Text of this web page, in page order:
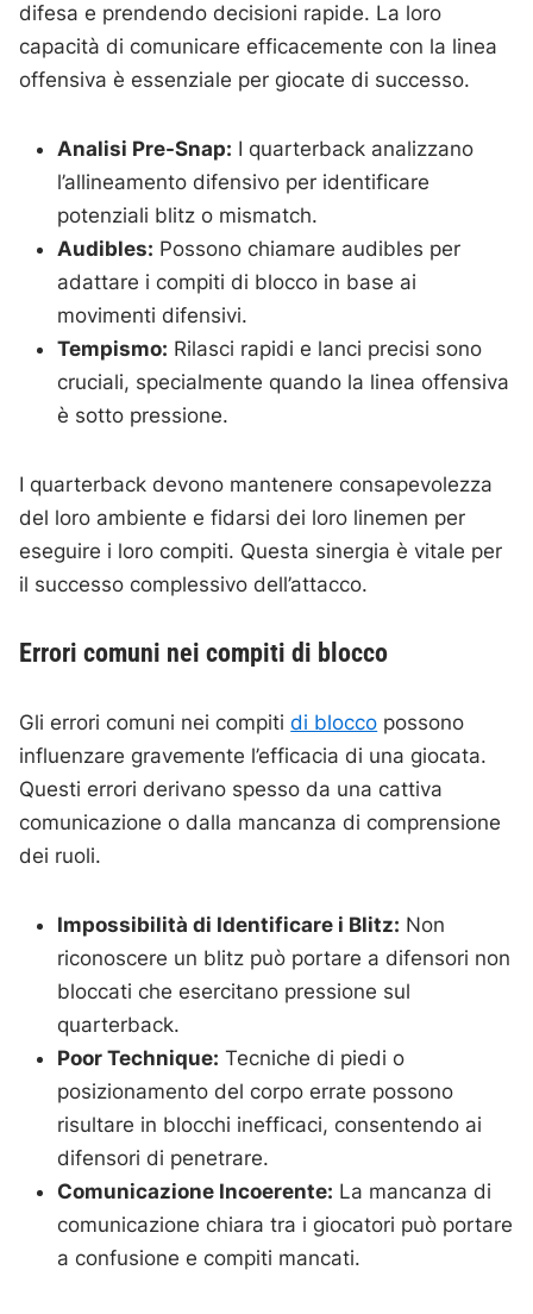
difesa e prendendo decisioni rapide. La loro
capacità di comunicare efficacemente con la linea
offensiva è essenziale per giocate di successo.
Analisi Pre-Snap: I quarterback analizzano
l’allineamento difensivo per identificare
potenziali blitz o mismatch.
Audibles: Possono chiamare audibles per
adattare i compiti di blocco in base ai
movimenti difensivi.
Tempismo: Rilasci rapidi e lanci precisi sono
cruciali, specialmente quando la linea offensiva
è sotto pressione.
I quarterback devono mantenere consapevolezza
del loro ambiente e fidarsi dei loro linemen per
eseguire i loro compiti. Questa sinergia è vitale per
il successo complessivo dell’attacco.
Errori comuni nei compiti di blocco
Gli errori comuni nei compitidi blocco possono
influenzare gravemente l’efficacia di una giocata.
Questi errori derivano spesso da una cattiva
comunicazione o dalla mancanza di comprensione
dei ruoli.
Impossibilità di Identificare i Blitz: Non
riconoscere un blitz può portare a difensori non
bloccati che esercitano pressione sul
quarterback.
Poor Technique: Tecniche di piedi o
posizionamento del corpo errate possono
risultare in blocchi inefficaci, consentendo ai
difensori di penetrare.
Comunicazione Incoerente: La mancanza di
comunicazione chiara tra i giocatori può portare
a confusione e compiti mancati.